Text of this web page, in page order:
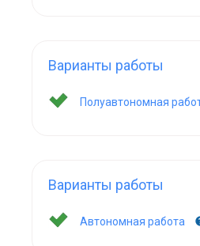
Варианты работы
Полуавтономная
Варианты работы
Автономная работа